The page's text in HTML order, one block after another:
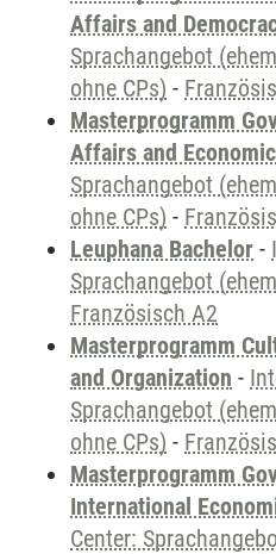
Affairs and
Sprachangebot
ohne CPs) -
Masterprogramm
Affairs and
Sprachangebot
ohne CPs) -
Leuphana Bachelor -
Sprachangebot
Französisch A2
Masterprogramm
and Organization -
Sprachangebot
ohne CPs) -
Masterprogramm
International
Center: